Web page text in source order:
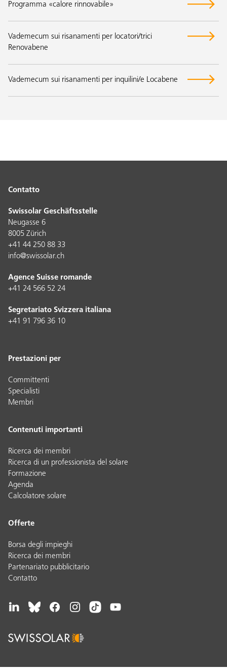
Programma «calore rinnovabile»
Vademecum sui risanamenti per locatori/trici
Renovabene
Vademecum sui risanamenti per inquilini/e Locabene
Contatto
Swissolar Geschäftsstelle
Neugasse 6
8005 Zürich
+41 44 250 88 33
info@swissolar.ch
Agence Suisse romande
+41 24 566 52 24
Segretariato Svizzera italiana
+41 91 796 36 10
Prestazioni per
Committenti
Specialisti
Membri
Contenuti importanti
Ricerca dei membri
Ricerca di un professionista del solare
Formazione
Agenda
Calcolatore solare
Offerte
Borsa degli impieghi
Ricerca dei membri
Partenariato pubblicitario
Contatto